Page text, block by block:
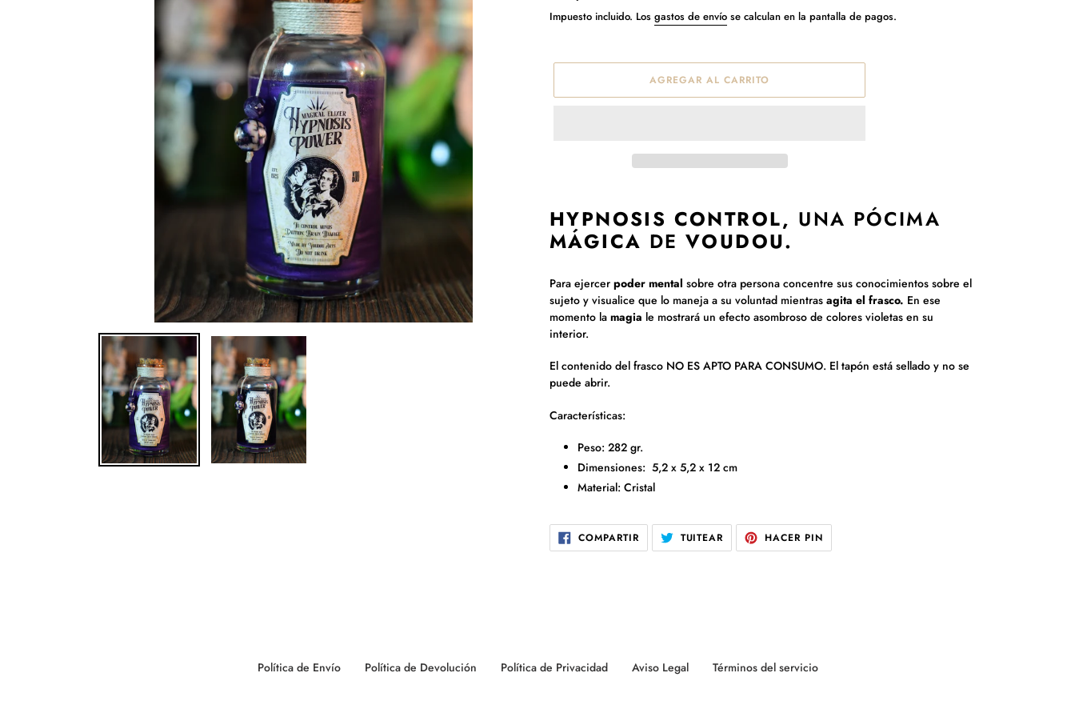
habitual
Impuesto incluido. Los gastos de envío se calculan en la pantalla de pagos.
AGREGAR AL CARRITO
el
producto
a
carrito
de
compra
HYPNOSIS CONTROL, UNA PÓCIMA
MÁGICA DE VOUDOU.
Para ejercer poder mental sobre otra persona concentre sus conocimientos sobre el
sujeto y visualice que lo maneja a su voluntad mientras agita el frasco. En ese
momento la magia le mostrará un efecto asombroso de colores violetas en su
interior.
El contenido del frasco NO ES APTO PARA CONSUMO. El tapón está sellado y no se
puede abrir.
Características:
Peso: 282 gr.
Dimensiones: 5,2 x 5,2 x 12 cm
Material: Cristal
COMPARTIRCOMPARTIR
EN
FACEBOOK
TUITEAR TUITEAR
EN
TWITTER
HACER PINPINEAR
EN
PINTEREST
Política de Envío Política de Devolución Política de Privacidad Aviso Legal Términos del servicio